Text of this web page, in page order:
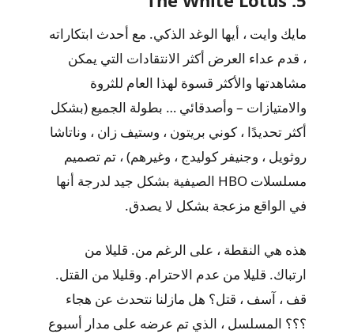
مايك وايت ، أيها الوغد الذكي. مع أحدث ابتكاراته
، قدم عداء العرض أكثر الانتقادات التي يمكن
مشاهدتها والأكثر قسوة لهذا العام للثروة
والامتيازات – وأصدقائي … بطولة الجميع (بشكل
أكثر تحديدًا ، كوني بريتون ، وستيف زان ، وناتاشا
روثويل ، وجنيفر كوليدج ، وغيرهم) ، تم تصميم
مسلسلات HBO الصيفية بشكل جيد لدرجة أنها
في الواقع مزعجة بشكل لا يصدق.
هذه هي النقطة ، على الرغم من. قليلا من
ارتباك. قليلا من عدم الاحترام. وقليلا من القتل.
قف ، آسف ، قتل؟ هل مازلنا نتحدث عن هجاء
؟؟؟ المسلسل ، الذي تم عرضه على مدار أسبوع